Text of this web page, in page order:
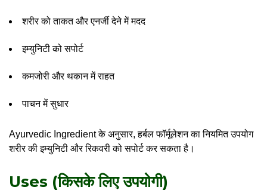
शरीर को ताकत और एनर्जी देने में मदद
इम्युनिटी को सपोर्ट
कमजोरी और थकान में राहत
पाचन में सुधार
Ayurvedic Ingredient के अनुसार, हर्बल फॉर्मूलेशन का नियमित उपयोग
शरीर की इम्युनिटी और रिकवरी को सपोर्ट कर सकता है।
Uses (किसके लिए उपयोगी)